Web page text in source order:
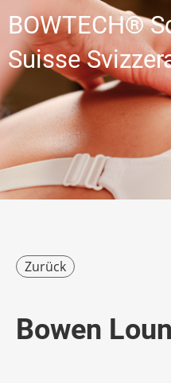
BOWTECH®
Suisse
Zurück
Bowen